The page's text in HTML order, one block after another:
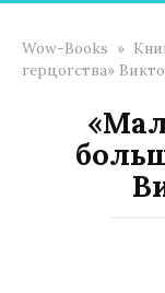
Wow-Books »
герцогства»